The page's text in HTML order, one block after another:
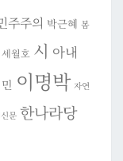
주주의 박근혜 봄
세월호 시 아내
이명박 자연
문 한나라당